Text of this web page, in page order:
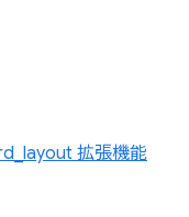
拡張機能